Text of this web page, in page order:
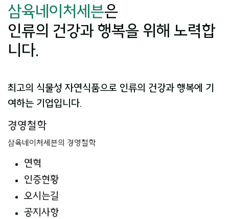
삼육네이처세븐은
인류의 건강과 행복을 위해 노력합
니다.
최고의 식물성 자연식품으로 인류의 건강과 행복에 기
여하는 기업입니다.
경영철학
삼육네이처세븐의 경영철학
연혁
인증현황
오시는길
공지사항